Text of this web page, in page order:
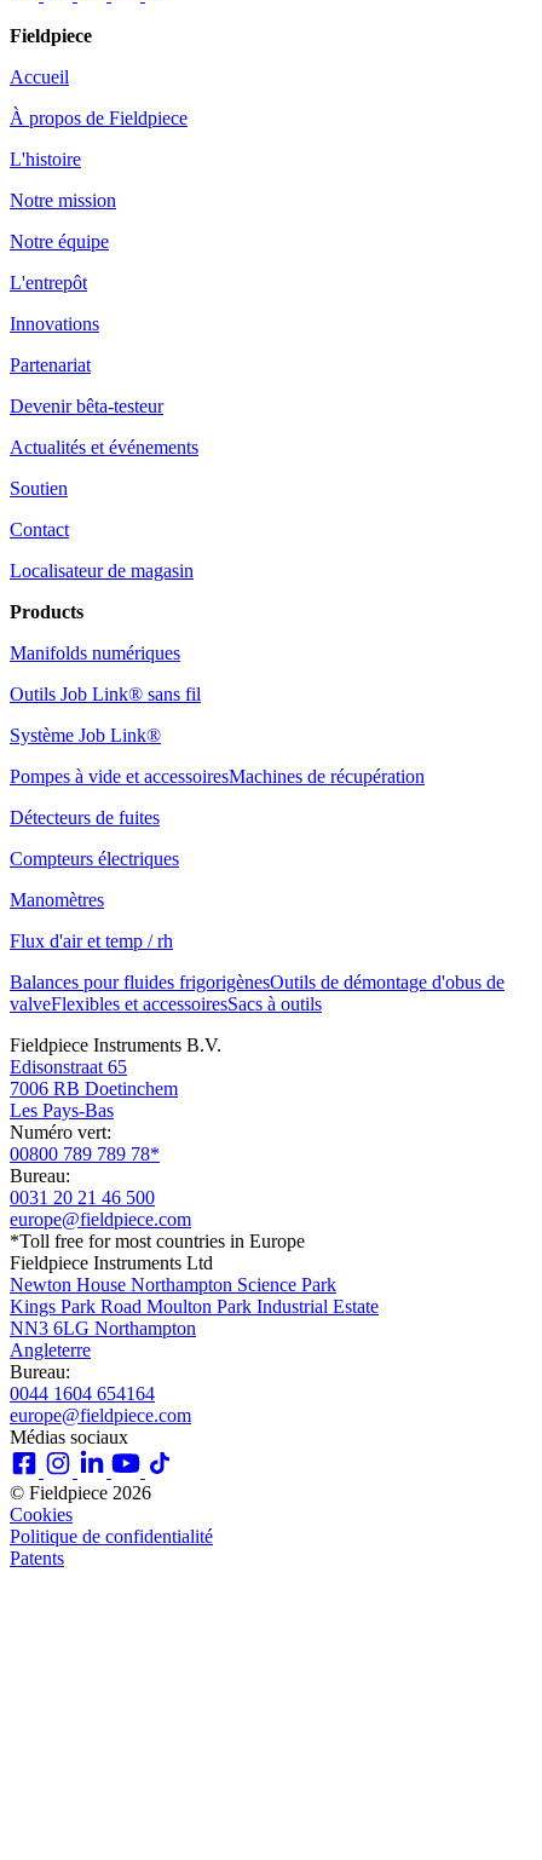
Fieldpiece
Accueil
À propos de Fieldpiece
L'histoire
Notre mission
Notre équipe
L'entrepôt
Innovations
Partenariat
Devenir bêta-testeur
Actualités et événements
Soutien
Contact
Localisateur de magasin
Products
Manifolds numériques
Outils Job Link® sans fil
Système Job Link®
Pompes à vide et accessoiresMachines de récupération
Détecteurs de fuites
Compteurs électriques
Manomètres
Flux d'air et temp / rh
Balances pour fluides frigorigènesOutils de démontage d'obus de
valveFlexibles et accessoiresSacs à outils
Fieldpiece Instruments B.V.
Edisonstraat 65
7006 RB Doetinchem
Les Pays-Bas
Numéro vert:
00800 789 789 78*
Bureau:
0031 20 21 46 500
europe@fieldpiece.com
*Toll free for most countries in Europe
Fieldpiece Instruments Ltd
Newton House Northampton Science Park
Kings Park Road Moulton Park Industrial Estate
NN3 6LG Northampton
Angleterre
Bureau:
0044 1604 654164
europe@fieldpiece.com
Médias sociaux
© Fieldpiece 2026
Cookies
Politique de confidentialité
Patents